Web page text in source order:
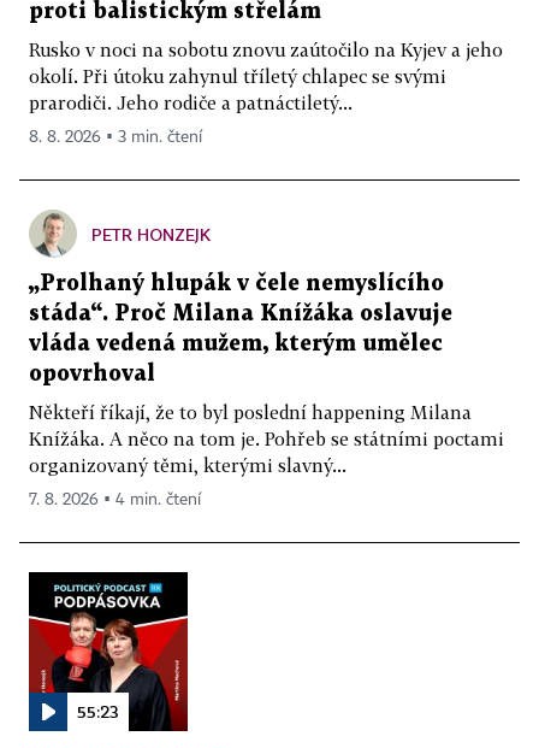
proti balistickým střelám
Rusko v noci na sobotu znovu zaútočilo na Kyjev a jeho
okolí. Při útoku zahynul tříletý chlapec se svými
prarodiči. Jeho rodiče a patnáctiletý...
8. 8. 2026 ▪ 3 min. čtení
PETR HONZEJK
„Prolhaný hlupák v čele nemyslícího
stáda“. Proč Milana Knížáka oslavuje
vláda vedená mužem, kterým umělec
opovrhoval
Někteří říkají, že to byl poslední happening Milana
Knížáka. A něco na tom je. Pohřeb se státními poctami
organizovaný těmi, kterými slavný...
7. 8. 2026 ▪ 4 min. čtení
55:23